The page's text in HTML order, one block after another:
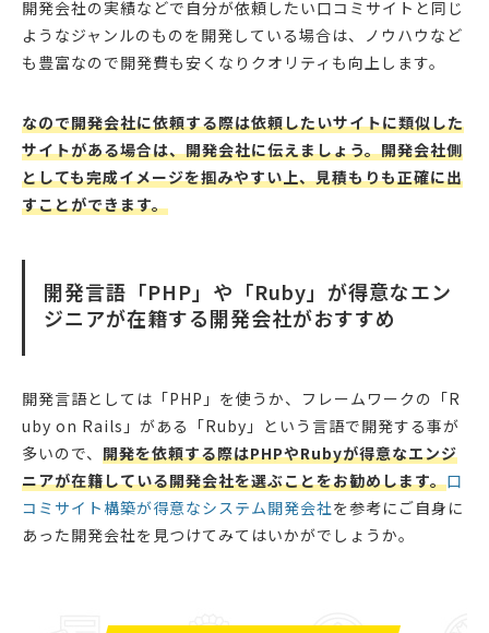
開発会社の実績などで自分が依頼したい口コミサイトと同じ
ようなジャンルのものを開発している場合は、ノウハウなど
も豊富なので開発費も安くなりクオリティも向上します。
なので開発会社に依頼する際は依頼したいサイトに類似した
サイトがある場合は、開発会社に伝えましょう。開発会社側
としても完成イメージを掴みやすい上、見積もりも正確に出
すことができます。
開発言語「PHP」や「Ruby」が得意なエン
ジニアが在籍する開発会社がおすすめ
開発言語としては「PHP」を使うか、フレームワークの「R
uby on Rails」がある「Ruby」という言語で開発する事が
多いので、 開発を依頼する際はPHPやRubyが得意なエンジ
ニアが在籍している開発会社を選ぶことをお勧めします。口
コミサイト構築が得意なシステム開発会社を参考にご自身に
あった開発会社を見つけてみてはいかがでしょうか。